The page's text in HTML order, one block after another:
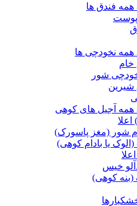
فندق ها
پوست
همه نخودچی ها
خام
شور
شیرین
همه آجیل های کوهی
اعلا
شور (مغز پاسورک)
یا بادام کوهی)
خیس
(بنه کوهی)